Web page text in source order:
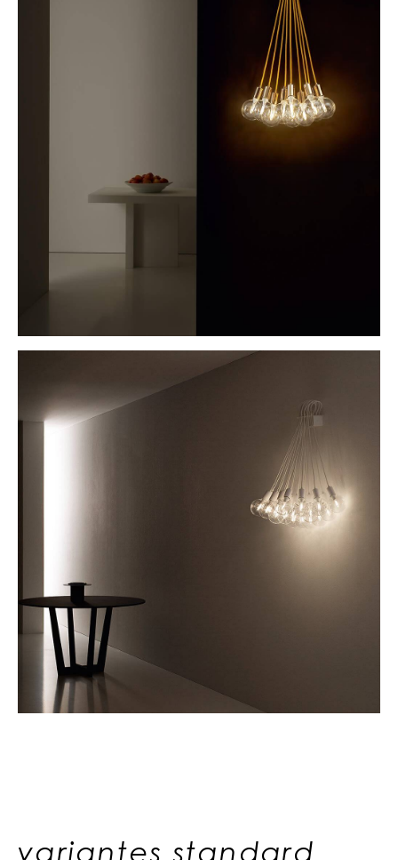
variantes standard